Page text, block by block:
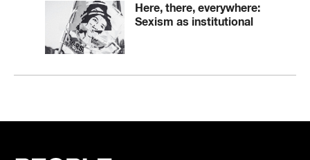
Here, there, everywhere:
Sexism as institutional